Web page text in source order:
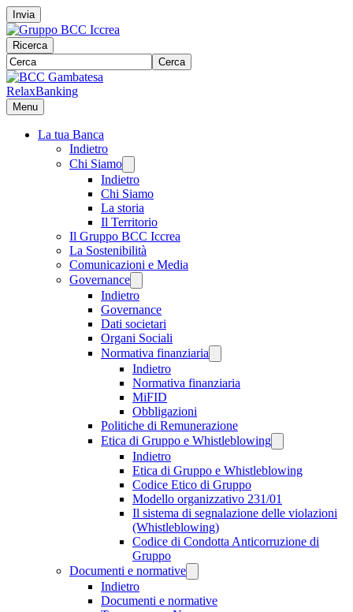
Invia
Ricerca
Cerca
RelaxBanking
Menu
La tua Banca
Indietro
Chi Siamo
Indietro
Chi Siamo
La storia
Il Territorio
Il Gruppo BCC Iccrea
La Sostenibilità
Comunicazioni e Media
Governance
Indietro
Governance
Dati societari
Organi Sociali
Normativa finanziaria
Indietro
Normativa finanziaria
MiFID
Obbligazioni
Politiche di Remunerazione
Etica di Gruppo e Whistleblowing
Indietro
Etica di Gruppo e Whistleblowing
Codice Etico di Gruppo
Modello organizzativo 231/01
Il sistema di segnalazione delle violazioni
(Whistleblowing)
Codice di Condotta Anticorruzione di
Gruppo
Documenti e normative
Indietro
Documenti e normative